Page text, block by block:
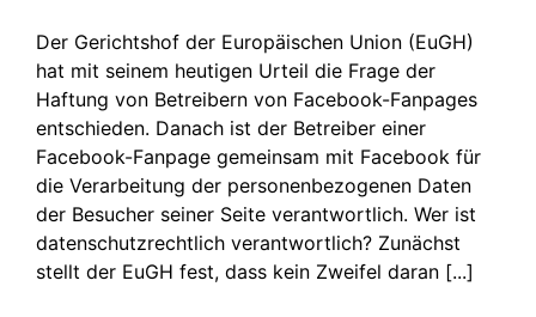
Der Gerichtshof der Europäischen Union (EuGH)
hat mit seinem heutigen Urteil die Frage der
Haftung von Betreibern von Facebook-Fanpages
entschieden. Danach ist der Betreiber einer
Facebook-Fanpage gemeinsam mit Facebook für
die Verarbeitung der personenbezogenen Daten
der Besucher seiner Seite verantwortlich. Wer ist
datenschutzrechtlich verantwortlich? Zunächst
stellt der EuGH fest, dass kein Zweifel daran [...]